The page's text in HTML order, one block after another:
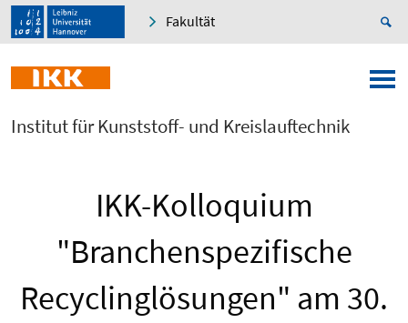
Fakultät
Institut für Kunststoff- und Kreislauftechnik
IKK-Kolloquium
"Branchenspezifische
Recyclinglösungen" am 30.